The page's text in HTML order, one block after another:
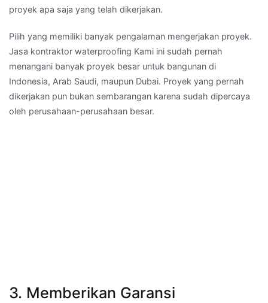
proyek apa saja yang telah dikerjakan.
Pilih yang memiliki banyak pengalaman mengerjakan proyek.
Jasa kontraktor waterproofing Kami ini sudah pernah
menangani banyak proyek besar untuk bangunan di
Indonesia, Arab Saudi, maupun Dubai. Proyek yang pernah
dikerjakan pun bukan sembarangan karena sudah dipercaya
oleh perusahaan-perusahaan besar.
3. Memberikan Garansi